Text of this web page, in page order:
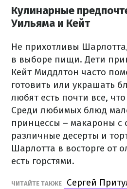
Кулинарные
Уильяма и Кейт
Не прихотливы
в выборе пищи. Дети
Кейт Миддлтон часто
готовить или украшать
любят есть почти все,
Среди любимых блюд
принцессы – макароны с
различные десерты и
Шарлотта в восторге от
есть горстями.
ЧИТАЙТЕ ТАКЖЕ
Сергей